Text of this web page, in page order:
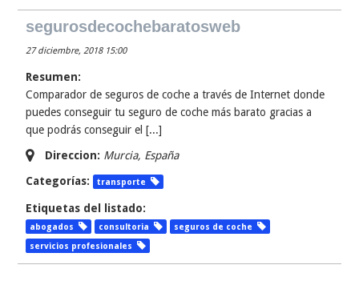
segurosdecochebaratosweb
27 diciembre, 2018 15:00
Resumen:
Comparador de seguros de coche a través de Internet donde
puedes conseguir tu seguro de coche más barato gracias a
que podrás conseguir el [...]
Direccion: Murcia, España
Categorías:
transporte
Etiquetas del listado:
abogados consultoria
seguros de coche
servicios profesionales